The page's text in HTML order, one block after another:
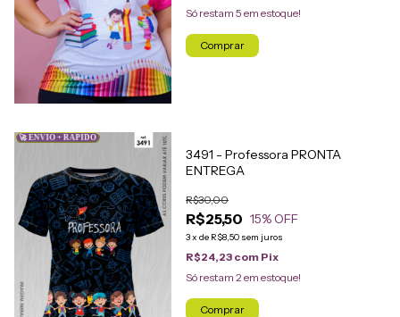
Só restam 5 em estoque!
Comprar
🚀 ENVIO + RÁPIDO
3491 - Professora PRONTA
ENTREGA
R$25,50
R$30,00
15% OFF
3x de R$8,50 sem juros
R$24,23 com Pix
Só restam 2 em estoque!
Comprar